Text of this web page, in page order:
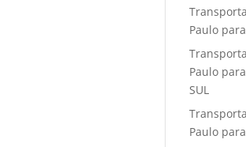
Paulo
Paulo
SUL
Paulo